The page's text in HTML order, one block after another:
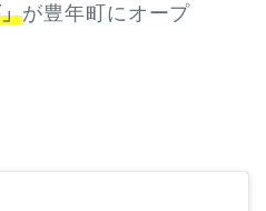
が豊年町にオープ